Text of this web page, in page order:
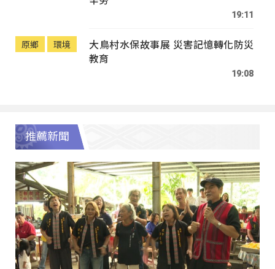
19:11
原鄉 環境
大鳥村水保故事展 災害記憶轉化防災
教育
19:08
推薦新聞